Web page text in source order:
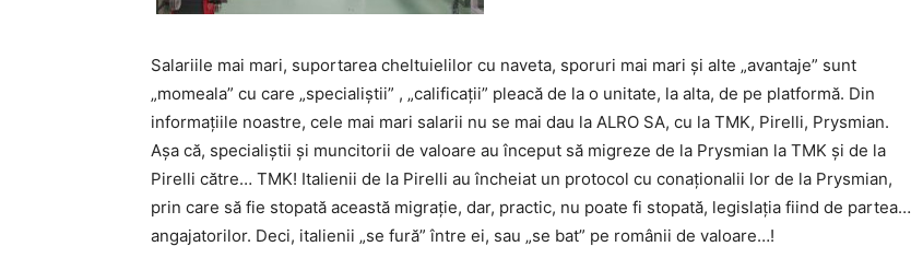
Salariile mai mari, suportarea cheltuielilor cu naveta, sporuri mai mari și alte „avantaje” sunt
„momeala” cu care „specialiștii” , „calificații” pleacă de la o unitate, la alta, de pe platformă. Din
informațiile noastre, cele mai mari salarii nu se mai dau la ALRO SA, cu la TMK, Pirelli, Prysmian.
Așa că, specialiștii și muncitorii de valoare au început să migreze de la Prysmian la TMK și de la
Pirelli către… TMK! Italienii de la Pirelli au încheiat un protocol cu conaționalii lor de la Prysmian,
prin care să fie stopată această migrație, dar, practic, nu poate fi stopată, legislația fiind de partea…
angajatorilor. Deci, italienii „se fură” între ei, sau „se bat” pe românii de valoare…!